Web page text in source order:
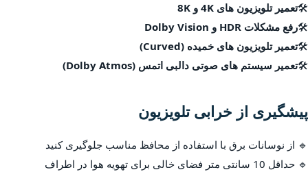
🛠تعمیر تلویزیون های 4K و 8K
🛠رفع مشکلات HDR و Dolby Vision
🛠تعمیر تلویزیون های خمیده (Curved)
🛠تعمیر سیستم های صوتی دالبی اتمس (Dolby Atmos)
پیشگیری از خرابی تلویزیون
🔹 از نوسانات برق با استفاده از محافظ مناسب جلوگیری کنید
🔹 حداقل 10 سانتی متر فضای خالی برای تهویه هوا در اطراف